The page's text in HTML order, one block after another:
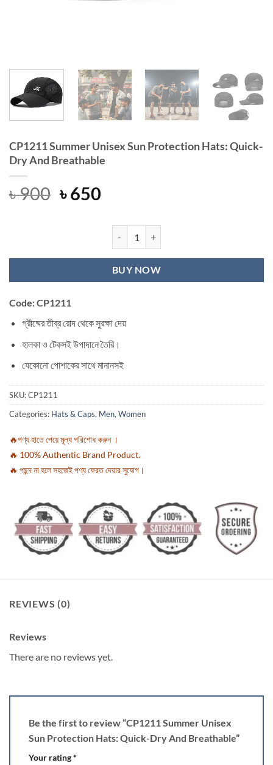
CP1211 Summer Unisex Sun Protection Hats: Quick-
Dry And Breathable
৳900 Original
৳650Current
is:
৳ 650.CP1211 Summer Unisex Sun
BUY NOW
Code: CP1211
গ্রীষ্মের তীব্র রোদ থেকে সুরক্ষা দেয়
হালকা ও টেকসই উপাদানে তৈরি।
যেকোনো পোশাকের সাথে মানানসই
SKU:CP1211
Categories: Hats & Caps, Men, Women
🔥পণ্য হাতে পেয়ে মূল্য পরিশোধ করুন ।
🔥 100% Authentic Brand Product.
🔥 পছন্দ না হলে সহজেই পণ্য ফেরত দেয়ার সুযোগ।
REVIEWS (0)
Reviews
There are no reviews yet.
Be the first to review “CP1211 Summer Unisex
Sun Protection Hats: Quick-Dry And Breathable”
Your rating*